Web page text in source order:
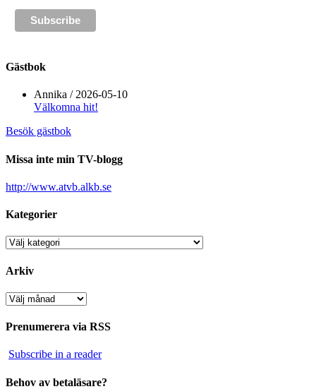
Gästbok
Annika / 2026-05-10
Välkomna hit!
Besök gästbok
Missa inte min TV-blogg
http://www.atvb.alkb.se
Kategorier
Kategorier
Arkiv
Arkiv
Prenumerera via RSS
Subscribe in a reader
Behov av betaläsare?